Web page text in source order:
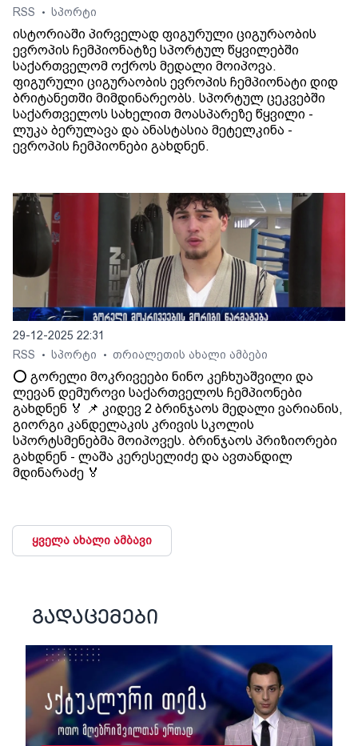
RSS
• სპორტი
ისტორიაში პირველად ფიგურული ციგურაობის
ევროპის ჩემპიონატზე სპორტულ წყვილებში
საქართველომ ოქროს მედალი მოიპოვა.
ფიგურული ციგურაობის ევროპის ჩემპიონატი დიდ
ბრიტანეთში მიმდინარეობს. სპორტულ ცეკვებში
საქართველოს სახელით მოასპარეზე წყვილი -
ლუკა ბერულავა და ანასტასია მეტელკინა -
ევროპის ჩემპიონები გახდნენ.
29-12-2025 22:31
RSS
• სპორტი • თრიალეთის ახალი ამბები
⭕️ გორელი მოკრივეები ნინო კეჩხუაშვილი და
ლევან დემუროვი საქართველოს ჩემპიონები
გახდნენ 🏅 📌 კიდევ 2 ბრინჯაოს მედალი ვარიანის,
გიორგი კანდელაკის კრივის სკოლის
სპორტსმენებმა მოიპოვეს. ბრინჯაოს პრიზიორები
გახდნენ - ლაშა კერესელიძე და ავთანდილ
მდინარაძე 🏅
ყველა ახალი ამბავი
გადაცემები